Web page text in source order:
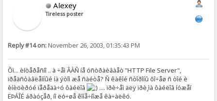
Alexey
Tireless poster
Reply #14 on:November 26, 2003, 01:35:43 PM
Õì... èíòåðåñíî .. à ÷åì ÂÀÑ íå óñòðàèâàåò "HTTP File Server",
ïðåäñòàâëåííûé íà ýòîì æå ñàéòå? Ñ êàêîé ñòîðîíû õî÷åø ñ òîé è
èíèöèðóé ïåðåäà÷ó ôàéëîâ
.... ïðè÷åì äëÿ ïðè¸ìà ôàéëîâ íóæåí
ËÞÁÎÉ áðàóçåð, íî ëó÷øå êîíå÷íîæå êà÷àëêó.